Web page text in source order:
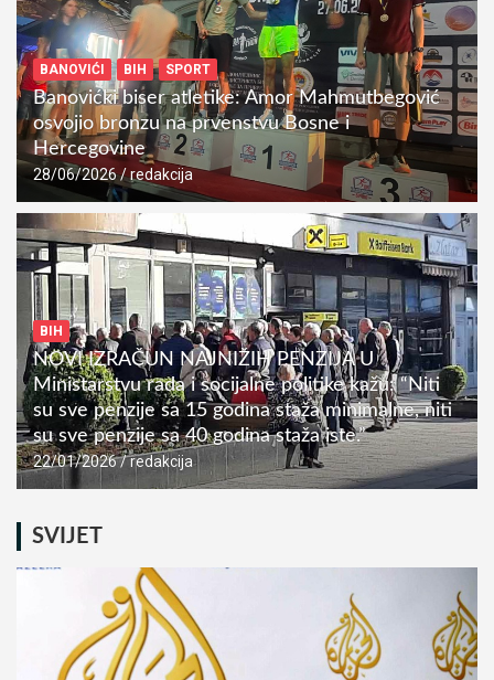
BANOVIĆI BIH SPORT
Banovićki biser atletike: Amor Mahmutbegović
osvojio bronzu na prvenstvu Bosne i
Hercegovine
28/06/2026 redakcija
BIH
NOVI IZRAČUN NAJNIŽIH PENZIJA U
Ministarstvu rada i socijalne politike kažu: “Niti
su sve penzije sa 15 godina staža minimalne, niti
su sve penzije sa 40 godina staža iste.”
22/01/2026 redakcija
SVIJET